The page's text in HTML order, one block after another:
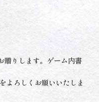
贈りします。ゲーム内書
よろしくお願いいたしま